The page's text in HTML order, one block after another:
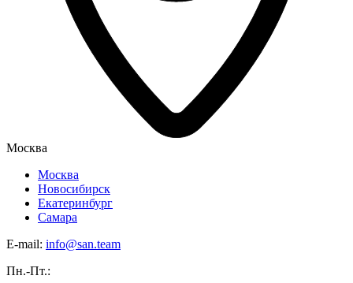
Москва
Москва
Новосибирск
Екатеринбург
Самара
E-mail: info@san.team
Пн.-Пт.: